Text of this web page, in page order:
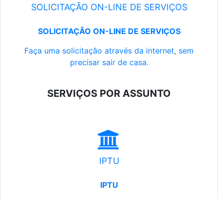
SOLICITAÇÃO ON-LINE DE SERVIÇOS
SOLICITAÇÃO ON-LINE DE SERVIÇOS
Faça uma solicitação através da internet, sem
precisar sair de casa.
SERVIÇOS POR ASSUNTO
IPTU
IPTU